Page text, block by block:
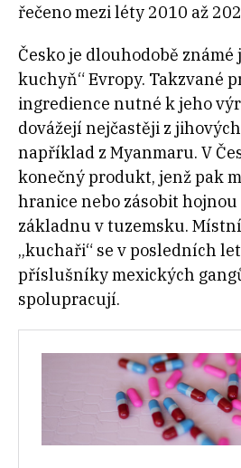
řečeno mezi léty 2010 až
Česko je dlouhodobě
kuchyň“ Evropy. Takzvané
ingredience nutné k jeho
dovážejí nejčastěji z
například z Myanmaru. V
konečný produkt, jenž pak
hranice nebo zásobit
základnu v tuzemsku.
„kuchaři“ se v posledních
příslušníky mexických
spolupracují.